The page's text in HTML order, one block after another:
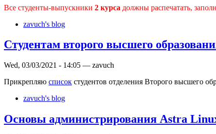
Все студенты-выпускники 2 курсa должны распечатать,
zavuch's blog
Студентам второго высшего
Wed, 03/03/2021 - 14:05 — zavuch
Прикрепляю список студентов отделения Второго высшего
zavuch's blog
Основы администрирования Astra